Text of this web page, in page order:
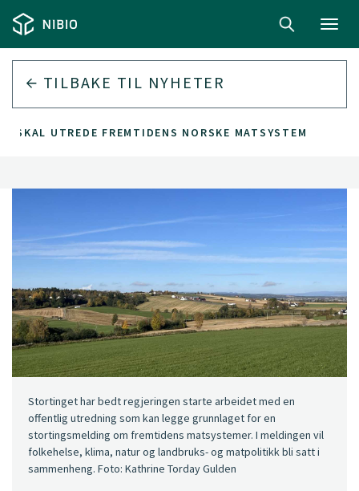
TILBAKE TIL NYHETER
SKAL UTREDE FREMTIDENS NORSKE MATSYSTEM
Stortinget har bedt regjeringen starte arbeidet med en
offentlig utredning som kan legge grunnlaget for en
stortingsmelding om fremtidens matsystemer. I meldingen vil
folkehelse, klima, natur og landbruks- og matpolitikk bli satt i
sammenheng. Foto: Kathrine Torday Gulden